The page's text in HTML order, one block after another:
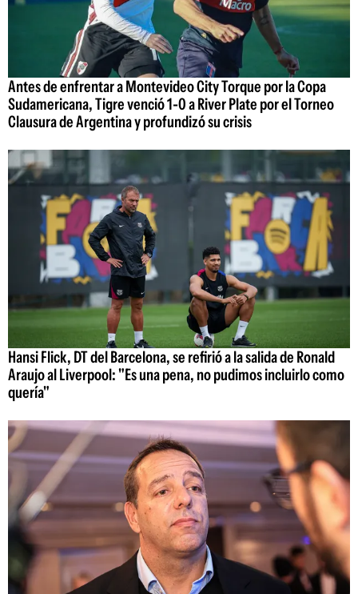
Antes de enfrentar a Montevideo City Torque por la Copa
Sudamericana, Tigre venció 1-0 a River Plate por el Torneo
Clausura de Argentina y profundizó su crisis
Hansi Flick, DT del Barcelona, se refirió a la salida de Ronald
Araujo al Liverpool: "Es una pena, no pudimos incluirlo como
quería"